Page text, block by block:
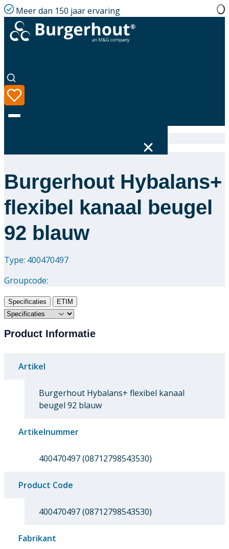
Meer dan 150 jaar ervaring
Taal
Assortiment
Academy
Over ons
Contact
Burgerhout Hybalans+
flexibel kanaal beugel
92 blauw
Type: 400470497
Groupcode:
Specificaties ETIM
Product Informatie
Artikel
Burgerhout Hybalans+ flexibel kanaal
beugel 92 blauw
Artikelnummer
400470497 (08712798543530)
Product Code
400470497 (08712798543530)
Fabrikant